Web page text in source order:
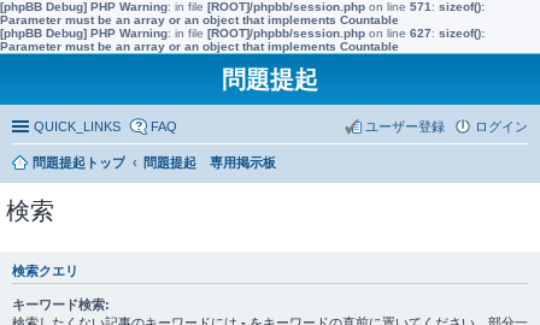
[phpBB Debug] PHP Warning: in file [ROOT]/phpbb/session.php on line 571 : sizeof():
Parameter must be an array or an object that implements Countable
[phpBB Debug] PHP Warning: in file [ROOT]/phpbb/session.php on line 627: sizeof():
Parameter must be an array or an object that implements Countable
問題提起
QUICK_LINKS FAQ ログイン
ユーザー登録
問題提起トップ 問題提起 専用掲示板
検索
検索クエリ
キーワード検索:
検索したくない記事のキーワードには - をキーワードの直前に置いてください。部分一